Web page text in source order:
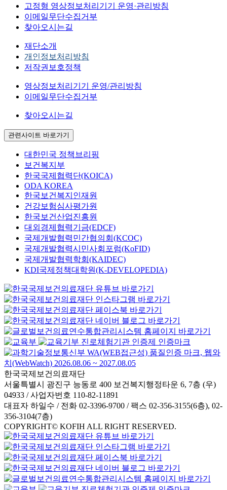
고정형 영상정보처리기기 운영·관리방침
이메일무단수집거부
찾아오시는길
재단소개
개인정보처리방침
저작권보호정책
영상정보처리기기 운영/관리방침
이메일무단수집거부
찾아오시는길
관련사이트 바로가기
대한민국 정책브리핑
보건복지부
한국국제협력단(KOICA)
ODA KOREA
한국보건복지인재원
건강보험심사평가원
한국보건산업진흥원
대외경제협력기금(EDCF)
국제개발협력민간협의회(KCOC)
국제개발협력시민사회포럼(KoFID)
국제개발협력학회(KAIDEC)
KDI국제정책대학원(K-DEVELOPEDIA)
한국국제보건의료재단
서울특별시 광진구 능동로 400 보건복지행정타운 6, 7층 (우)
04933 / 사업자번호 110-82-11891
대표자 하일수 / 전화 02-3396-9700 / 팩스 02-356-3155(6층), 02-
356-3104(7층)
COPYRIGHT© KOFIH ALL RIGHT RESERVED.